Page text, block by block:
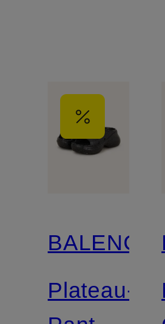
Plateau-